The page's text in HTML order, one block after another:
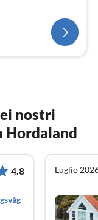
nostri
Hordaland
4.8 Luglio